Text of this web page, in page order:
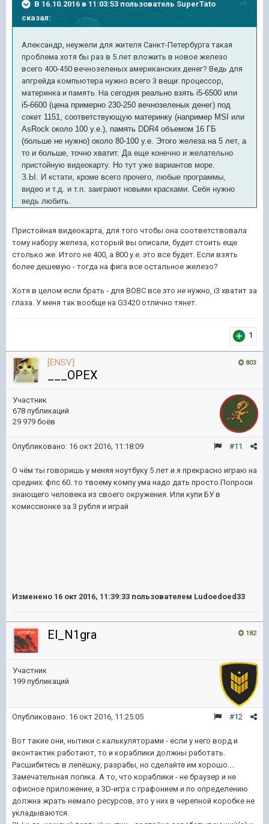
В 16.10.2016 в 11:03:53 пользователь SuperTato
сказал:
Александр, неужели для жителя Санкт-Петербурга такая
проблема хотя бы раз в 5 лет вложить в новое железо
всего 400-450 вечнозеленых американских денег? Ведь для
апгрейда компьютера нужно всего 3 вещи: процессор,
материнка и память. На сегодня реально взять i5-6500 или
i5-6600 (цена примерно 230-250 вечнозеленых денег) под
сокет 1151, соответствующую материнку (например MSI или
AsRock около 100 у.е.), память DDR4 объемом 16 ГБ
(больше не нужно) около 80-100 у.е. Этого железа на 5 лет, а
то и больше, точно хватит. Да еще конечно и желательно
пристойную видеокарту. Но тут уже вариантов море.
З.Ы. И кстати, кроме всего прочего, любые программы,
видео и т.д. и т.п. заиграют новыми красками. Себя нужно
ведь любить.
Пристойная видеокарта, для того чтобы она соответствовала
тому набору железа, который вы описали, будет стоить еще
столько же. Итого не 400, а 800 у.е. это все будет. Если взять
более дешевую - тогда на фига все остальное железо?
Хотя в целом если брать - для ВОВС все это не нужно, i3 хватит за
глаза. У меня так вообще на G3420 отлично тянет.
1
803
[ENSV]
___OPEX
Участник
678 публикаций
29 979 боёв
#11
Опубликовано: 16 окт 2016, 11:18:09
О чём ты говоришь у меняя ноутбуку 5 лет и я прекрасно играю на
средних. фпс 60. то твоему компу ума надо дать просто.Попроси
знающего человека из своего окружения. Или купи БУ в
комиссионке за 3 рубля и играй
Изменено 16 окт 2016, 11:39:33 пользователем Ludoedoed33
182
El_N1gra
Участник
199 публикаций
#12
Опубликовано: 16 окт 2016, 11:25:05
Вот такие они, нытики с калькуляторами - если у него ворд и
вконтактик работают, то и кораблики должны работать.
Расшибитесь в лепёшку, разрабы, но сделайте им хорошо....
Замечательная логика. А то, что кораблики - не браузер и не
офисное приложение, а 3D-игра с графонием и по определению
должна жрать немало ресурсов, это у них в черепной коробке не
укладываются.